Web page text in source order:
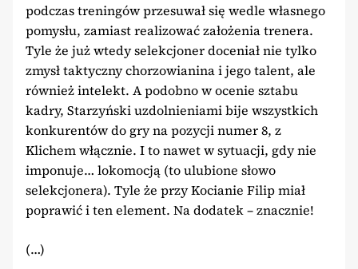
podczas treningów przesuwał się wedle własnego
pomysłu, zamiast realizować założenia trenera.
Tyle że już wtedy selekcjoner doceniał nie tylko
zmysł taktyczny chorzowianina i jego talent, ale
również intelekt. A podobno w ocenie sztabu
kadry, Starzyński uzdolnieniami bije wszystkich
konkurentów do gry na pozycji numer 8, z
Klichem włącznie. I to nawet w sytuacji, gdy nie
imponuje… lokomocją (to ulubione słowo
selekcjonera). Tyle że przy Kocianie Filip miał
poprawić i ten element. Na dodatek – znacznie!
(…)